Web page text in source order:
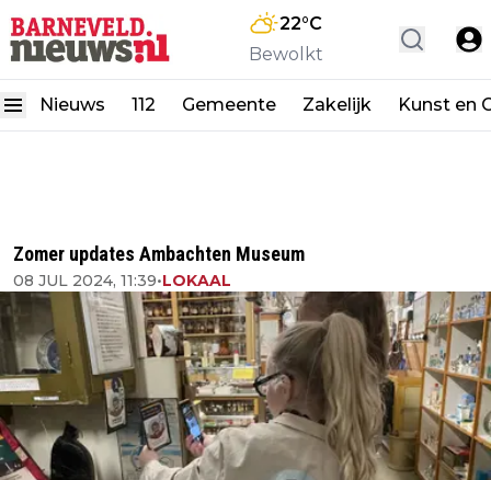
22°C
Bewolkt
Nieuws 112 Gemeente Zakelijk Kunst en
Zomer updates Ambachten Museum
08 JUL 2024, 11:39•LOKAAL